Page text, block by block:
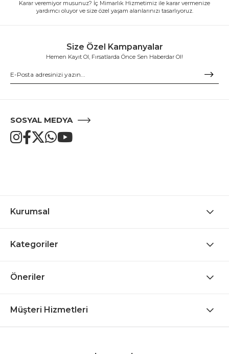
Karar veremiyor musunuz? İç Mimarlık Hizmetimiz ile karar vermenize
yardımcı oluyor ve size özel yaşam alanlarınızı tasarlıyoruz.
Size Özel Kampanyalar
Hemen Kayıt Ol, Fırsatlarda Önce Sen Haberdar Ol!
SOSYAL MEDYA
Kurumsal
Kategoriler
Öneriler
Müşteri Hizmetleri